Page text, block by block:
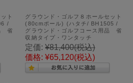
ト
/
省
グラウンド・ゴルフ８ホールセット
(80cmポール) (ハタチ/ BH1505 /
グラウンド・ゴルフコース用品 省
収納タイプ・ワンタッチ
定価: ¥81,400(税込)
価格: ¥65,120(税込)